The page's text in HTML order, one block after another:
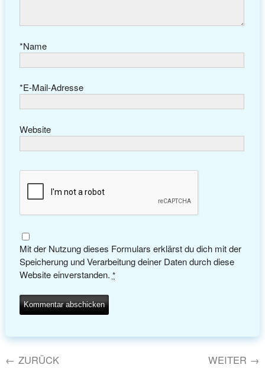
Name
*
E-Mail-Adresse
*
Website
Mit der Nutzung dieses Formulars erklärst du dich mit der
Speicherung und Verarbeitung deiner Daten durch diese
Website einverstanden. *
← ZURÜCK WEITER →